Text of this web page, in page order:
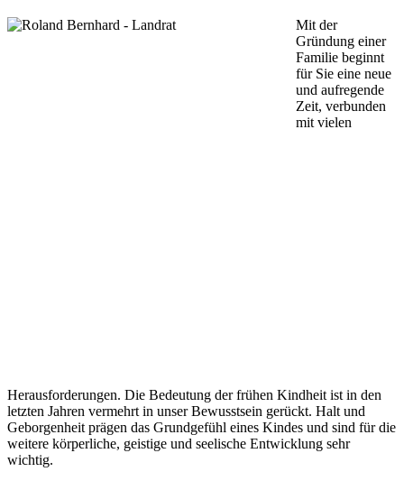
Mit der
Gründung einer
Familie beginnt
für Sie eine neue
und aufregende
Zeit, ver­bunden
mit vielen
Herausforderungen. Die Bedeutung der frühen Kindheit ist in den
letzten Jahren vermehrt in unser Bewusstsein ge­rückt. Halt und
Geborgenheit prägen das Grundgefühl eines Kindes und sind für die
weitere körperliche, geistige und seelische Entwicklung sehr
wichtig.